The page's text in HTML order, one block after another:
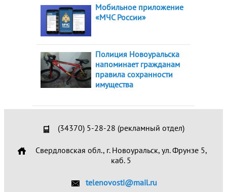
Мобильное приложение
«МЧС России»
Полиция Новоуральска
напоминает гражданам
правила сохранности
имущества
(34370) 5-28-28 (рекламный отдел)
Свердловская обл., г. Новоуральск, ул. Фрунзе 5,
каб. 5
telenovosti@mail.ru